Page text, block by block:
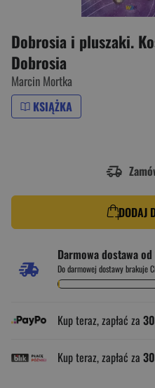
Dobrosia i pluszaki.
Dobrosia
Marcin Mortka
KSIĄŻKA
DODAJ
Darmowa dostawa od
Do darmowej dostawy brakuje
Kup teraz, zapłać za
Kup teraz, zapłać za